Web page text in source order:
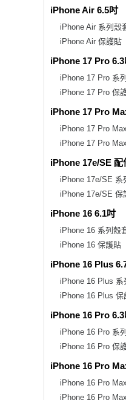
iPhone Air 6.5吋
iPhone Air 系列殼
iPhone Air 保護貼
iPhone 17 Pro 6.3
iPhone 17 Pro 系
iPhone 17 Pro 保
iPhone 17 Pro
iPhone 17 Pro
iPhone 17 Pro
iPhone 17e/SE 配
iPhone 17e/SE 系
iPhone 17e/SE 保
iPhone 16 6.1吋
iPhone 16 系列殼
iPhone 16 保護貼
iPhone 16 Plus
iPhone 16 Plus 系
iPhone 16 Plus 保
iPhone 16 Pro 6.3
iPhone 16 Pro 系
iPhone 16 Pro 保
iPhone 16 Pro
iPhone 16 Pro
iPhone 16 Pro